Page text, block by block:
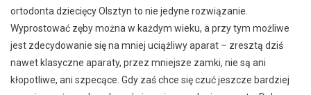
ortodonta dziecięcy Olsztyn to nie jedyne rozwiązanie.
Wyprostować zęby można w każdym wieku, a przy tym możliwe
jest zdecydowanie się na mniej uciążliwy aparat – zresztą dziś
nawet klasyczne aparaty, przez mniejsze zamki, nie są ani
kłopotliwe, ani szpecące. Gdy zaś chce się czuć jeszcze bardziej